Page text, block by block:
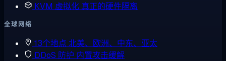
KVM 虚拟化 真正的硬件隔离
全球网络
13个地点 北美、欧洲、中东、亚太
DDoS 防护 内置攻击缓解